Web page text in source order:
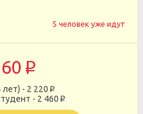
5 человек уже идут
p
- 2 220 p
- 2 460 p